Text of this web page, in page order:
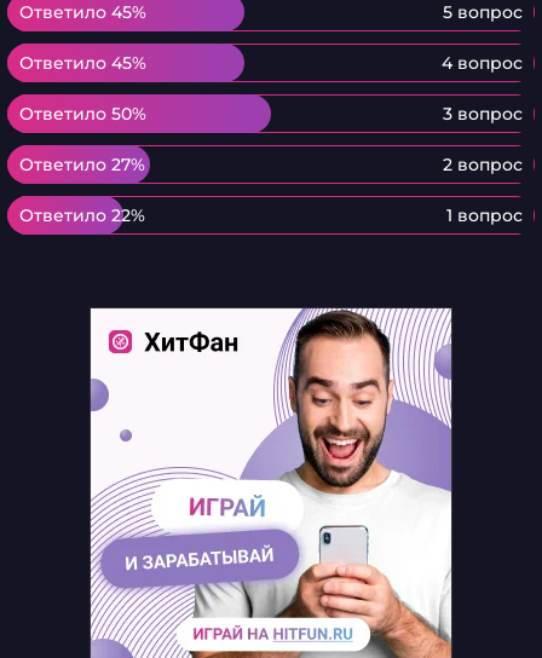
Ответило 45% 5 вопрос
Ответило 45%
Ответило 45% 4 вопрос
Ответило 45%
Ответило 50% 3 вопрос
Ответило 50%
Ответило 27% 2 вопрос
Ответило 27%
Ответило 22% 1 вопрос
Ответило 22%